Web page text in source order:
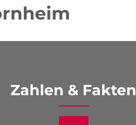
Zahlen & Fakten